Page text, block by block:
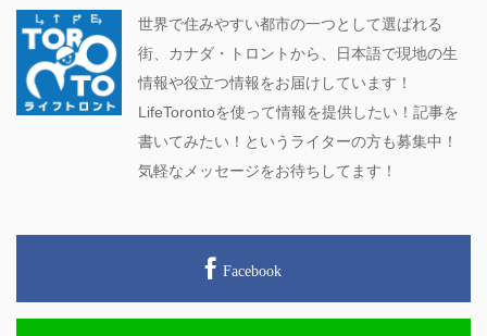
世界で住みやすい都市の一つとして選ばれる
街、カナダ・トロントから、日本語で現地の生
情報や役立つ情報をお届けしています！
LifeTorontoを使って情報を提供したい！記事を
書いてみたい！というライターの方も募集中！
気軽なメッセージをお待ちしてます！
Facebook